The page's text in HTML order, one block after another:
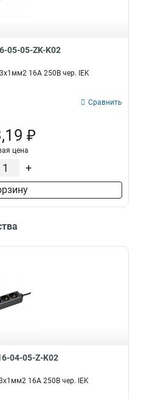
05-05-ZK-K02
16А 250В чер. IEK
Сравнить
₽
цена
+
04-05-Z-K02
16А 250В чер. IEK